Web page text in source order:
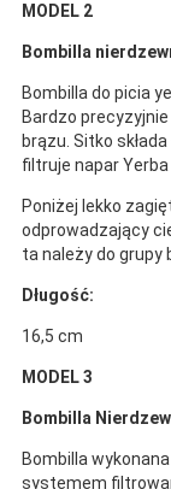
MODEL 2
Bombilla
Bombilla do picia
Bardzo
brązu. Sitko
filtruje napar
Poniżej lekko
odprowadzający
ta należy do grupy
Długość:
16,5 cm
MODEL 3
Bombilla
Bombilla
systemem